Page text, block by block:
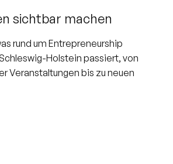
sichtbar machen
rund um Entrepreneurship
Holstein passiert, von
Veranstaltungen bis zu neuen